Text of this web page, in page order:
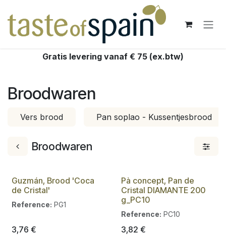
Gratis levering vanaf € 75 (ex.btw)
Broodwaren
Vers brood Pan soplao - Kussentjesbrood
Broodwaren
Guzmán, Brood 'Coca
de Cristal'
Reference: PG1
3,76 €
Pà concept, Pan de
Cristal DIAMANTE 200
g_PC10
Reference: PC10
3,82 €